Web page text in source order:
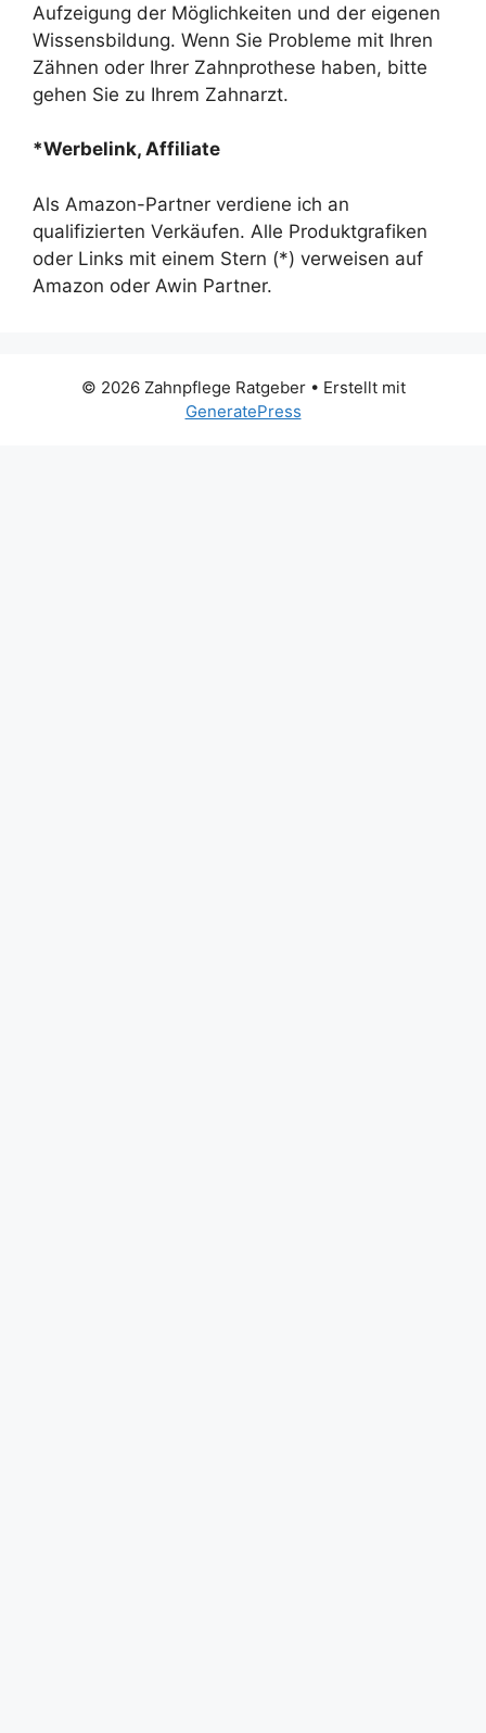
Aufzeigung der Möglichkeiten und der eigenen
Wissensbildung. Wenn Sie Probleme mit Ihren
Zähnen oder Ihrer Zahnprothese haben, bitte
gehen Sie zu Ihrem Zahnarzt.
*Werbelink, Affiliate
Als Amazon-Partner verdiene ich an
qualifizierten Verkäufen. Alle Produktgrafiken
oder Links mit einem Stern (*) verweisen auf
Amazon oder Awin Partner.
© 2026 Zahnpflege Ratgeber• Erstellt mit
GeneratePress